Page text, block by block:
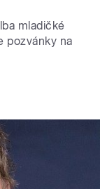
mladičké
pozvánky na